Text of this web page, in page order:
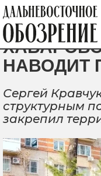
НАВОДИТ
Сергей
структурным
закрепил